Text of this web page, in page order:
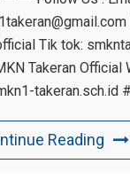
Tik tok:
Takeran Official
takeran.sch.id
Reading